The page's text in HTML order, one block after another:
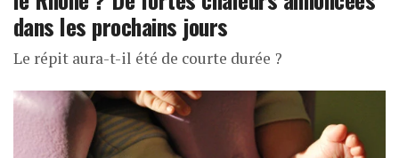
dans les prochains jours
Le répit aura-t-il été de courte durée ?